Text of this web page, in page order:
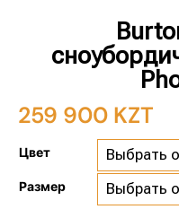
259 900 KZT
Цвет
Размер